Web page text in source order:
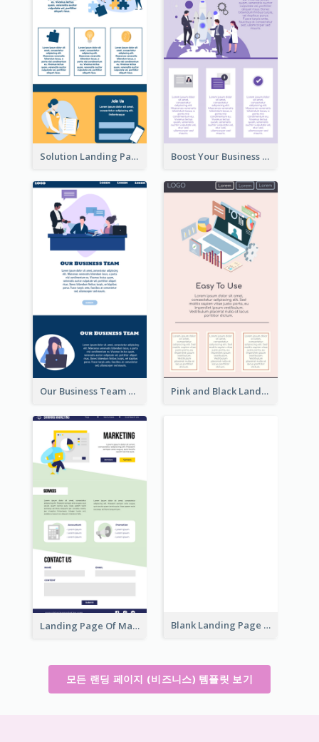
Solution Landing Page Boost Your Business Landing Page
Our Business Team Landing Page Pink and Black Landing Page
Landing Page Of Marketing Company Blank Landing Page
모든 랜딩 페이지 (비즈니스) 템플릿 보기